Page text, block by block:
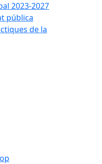
2023-2027
pública
de la